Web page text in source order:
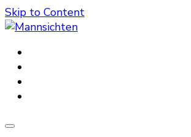
Skip to Content
Mannsichten
Was Männer wollen. Was Männer